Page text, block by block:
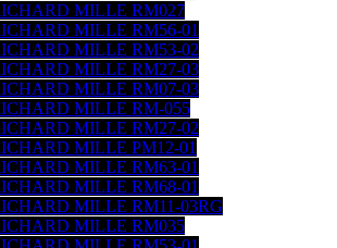
MILLE RM027
MILLE RM56-01
MILLE RM53-02
MILLE RM27-03
MILLE RM07-03
MILLE RM-055
MILLE RM27-02
MILLE PM12-01
MILLE RM63-01
MILLE RM68-01
MILLE RM11-03RG
MILLE RM035